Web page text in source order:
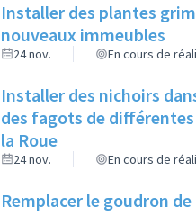
Installer des plantes
nouveaux immeubles
24 nov. En cours de
Installer des nichoirs
des fagots de
la Roue
24 nov. En cours de
Remplacer le goudron